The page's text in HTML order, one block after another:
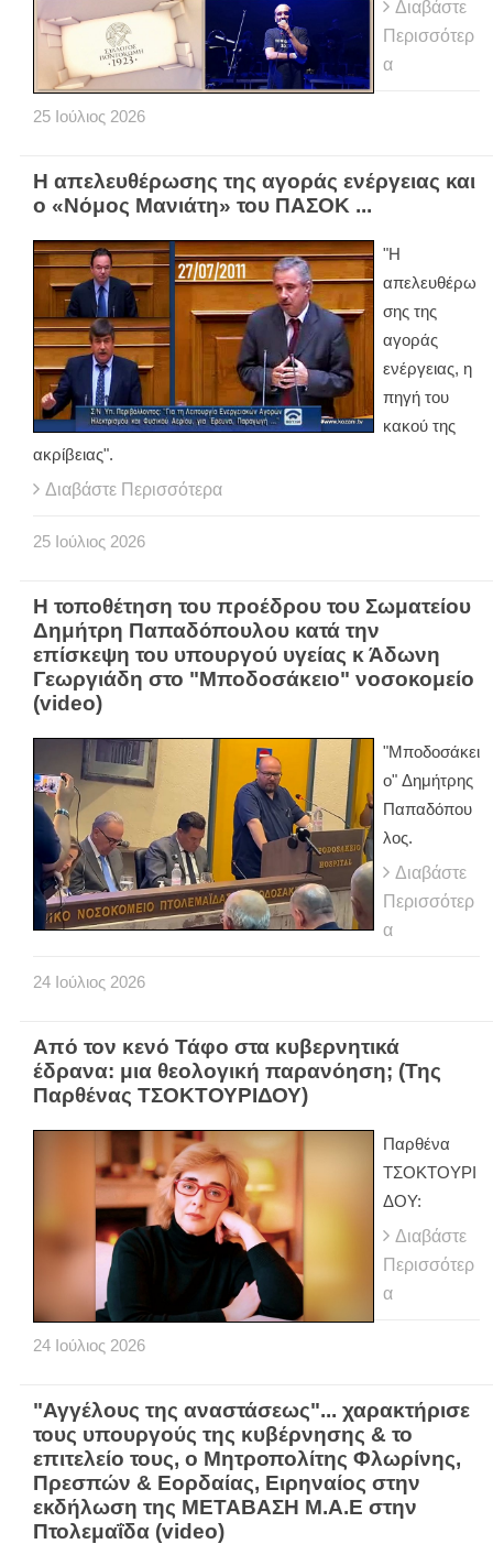
Διαβάστε
Περισσότερ
α
25 Ιούλιος 2026
Η απελευθέρωσης της αγοράς ενέργειας και
ο «Νόμος Μανιάτη» του ΠΑΣΟΚ ...
"Η
απελευθέρω
σης της
αγοράς
ενέργειας, η
πηγή του
κακού της
ακρίβειας".
Διαβάστε Περισσότερα
25 Ιούλιος 2026
Η τοποθέτηση του προέδρου του Σωματείου
Δημήτρη Παπαδόπουλου κατά την
επίσκεψη του υπουργού υγείας κ Άδωνη
Γεωργιάδη στο "Μποδοσάκειο" νοσοκομείο
(video)
"Μποδοσάκει
ο" Δημήτρης
Παπαδόπου
λος.
Διαβάστε
Περισσότερ
α
24 Ιούλιος 2026
Από τον κενό Τάφο στα κυβερνητικά
έδρανα: μια θεολογική παρανόηση; (Της
Παρθένας ΤΣΟΚΤΟΥΡΙΔΟΥ)
Παρθένα
ΤΣΟΚΤΟΥΡΙ
ΔΟΥ:
Διαβάστε
Περισσότερ
α
24 Ιούλιος 2026
"Αγγέλους της αναστάσεως"... χαρακτήρισε
τους υπουργούς της κυβέρνησης & το
επιτελείο τους, ο Μητροπολίτης Φλωρίνης,
Πρεσπών & Εορδαίας, Ειρηναίος στην
εκδήλωση της ΜΕΤΑΒΑΣΗ Μ.Α.Ε στην
Πτολεμαΐδα (video)